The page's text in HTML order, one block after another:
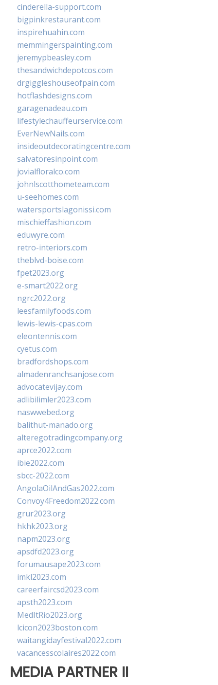
cinderella-support.com
bigpinkrestaurant.com
inspirehuahin.com
memmingerspainting.com
jeremypbeasley.com
thesandwichdepotcos.com
drgiggleshouseofpain.com
hotflashdesigns.com
garagenadeau.com
lifestylechauffeurservice.com
EverNewNails.com
insideoutdecoratingcentre.com
salvatoresinpoint.com
jovialfloralco.com
johnlscotthometeam.com
u-seehomes.com
watersportslagonissi.com
mischieffashion.com
eduwyre.com
retro-interiors.com
theblvd-boise.com
fpet2023.org
e-smart2022.org
ngrc2022.org
leesfamilyfoods.com
lewis-lewis-cpas.com
eleontennis.com
cyetus.com
bradfordshops.com
almadenranchsanjose.com
advocatevijay.com
adlibilimler2023.com
naswwebed.org
balithut-manado.org
alteregotradingcompany.org
aprce2022.com
ibie2022.com
sbcc-2022.com
AngolaOilAndGas2022.com
Convoy4Freedom2022.com
grur2023.org
hkhk2023.org
napm2023.org
apsdfd2023.org
forumausape2023.com
imkl2023.com
careerfaircsd2023.com
apsth2023.com
MedItRio2023.org
lcicon2023boston.com
waitangidayfestival2022.com
vacancesscolaires2022.com
MEDIA PARTNER II